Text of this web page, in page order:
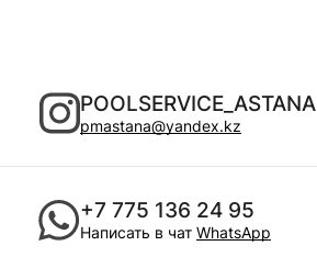
POOLSERVICE_ASTANA
pmastana@yandex.kz
+7 775 136 24 95
Написать в чат WhatsApp